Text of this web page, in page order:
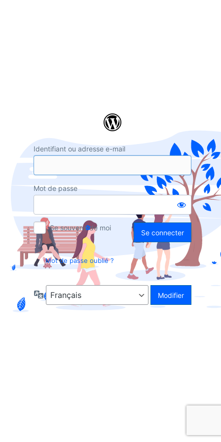
Identifiant ou adresse e-mail
Mot de passe
Se souvenir de moi
Mot de passe oublié ?
Langue